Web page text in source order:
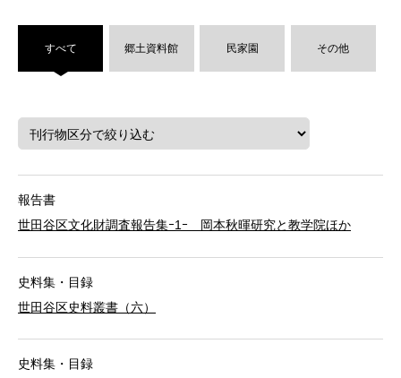
すべて 郷土資料館 民家園 その他
報告書
世田谷区文化財調査報告集ｰ1ｰ 岡本秋暉研究と教学院ほか
史料集・目録
世田谷区史料叢書（六）
史料集・目録